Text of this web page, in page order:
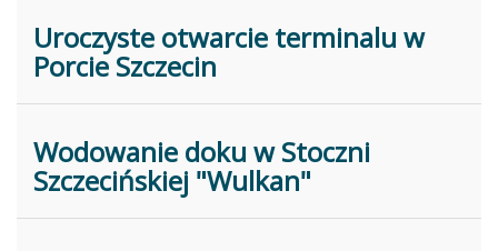
Uroczyste otwarcie terminalu w
Porcie Szczecin
Wodowanie doku w Stoczni
Szczecińskiej "Wulkan"